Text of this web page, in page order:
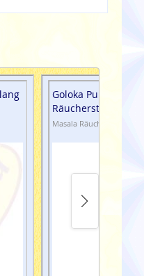
Goloka Pure
Räucherstäbchen
Masala Räucherstäbchen